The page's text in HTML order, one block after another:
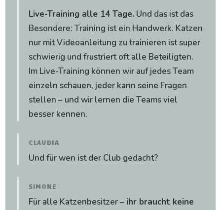
Live-Training alle 14 Tage. Und das ist das
Besondere: Training ist ein Handwerk. Katzen
nur mit Videoanleitung zu trainieren ist super
schwierig und frustriert oft alle Beteiligten.
Im Live-Training können wir auf jedes Team
einzeln schauen, jeder kann seine Fragen
stellen – und wir lernen die Teams viel
besser kennen.
CLAUDIA
Und für wen ist der Club gedacht?
SIMONE
Für alle Katzenbesitzer – ihr braucht keine